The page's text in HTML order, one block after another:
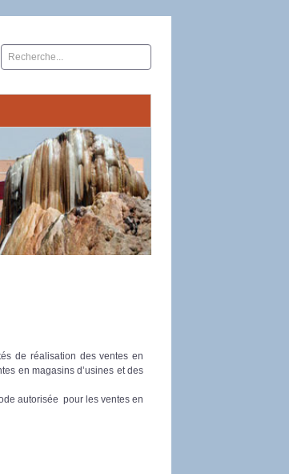
de réalisation des ventes en
en magasins d’usines et des
autorisée pour les ventes en